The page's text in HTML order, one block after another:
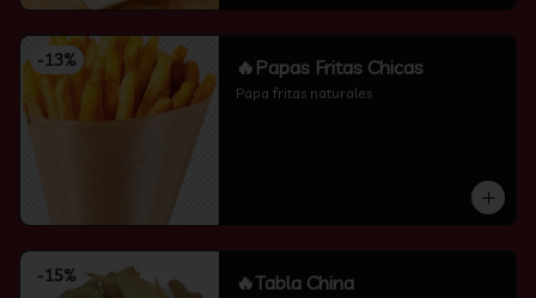
-13% 🔥Papas Fritas Chicas
Papa fritas naturales
-15% 🔥Tabla China